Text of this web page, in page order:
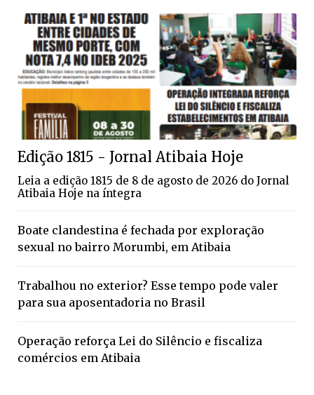
Edição 1815 - Jornal Atibaia Hoje
Leia a edição 1815 de 8 de agosto de 2026 do Jornal
Atibaia Hoje na íntegra
Boate clandestina é fechada por exploração
sexual no bairro Morumbi, em Atibaia
Trabalhou no exterior? Esse tempo pode valer
para sua aposentadoria no Brasil
Operação reforça Lei do Silêncio e fiscaliza
comércios em Atibaia